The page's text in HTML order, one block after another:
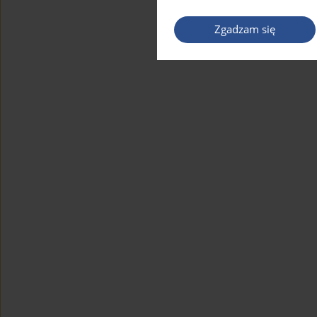
Zgadzam się